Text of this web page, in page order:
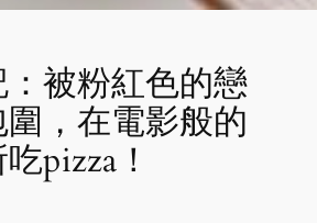
被粉紅色的戀
，在電影般的
pizza！